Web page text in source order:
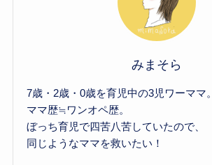
みまそら
7歳・2歳・0歳を育児中の3児ワーママ。
ママ歴≒ワンオペ歴。
ぼっち育児で四苦八苦していたので、
同じようなママを救いたい！